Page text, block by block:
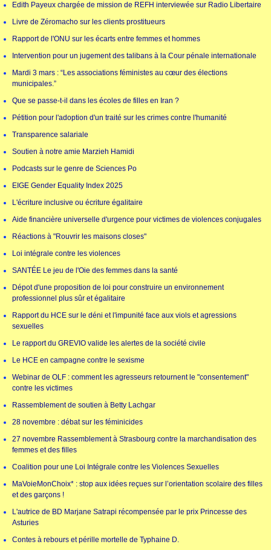
Edith Payeux chargée de mission de REFH interviewée sur Radio Libertaire
Livre de Zéromacho sur les clients prostitueurs
Rapport de l'ONU sur les écarts entre femmes et hommes
Intervention pour un jugement des talibans à la Cour pénale internationale
Mardi 3 mars : “Les associations féministes au cœur des élections
municipales.”
Que se passe-t-il dans les écoles de filles en Iran ?
Pétition pour l'adoption d'un traité sur les crimes contre l'humanité
Transparence salariale
Soutien à notre amie Marzieh Hamidi
Podcasts sur le genre de Sciences Po
EIGE Gender Equality Index 2025
L'écriture inclusive ou écriture égalitaire
Aide financière universelle d'urgence pour victimes de violences conjugales
Réactions à "Rouvrir les maisons closes"
Loi intégrale contre les violences
SANTÉE Le jeu de l'Oie des femmes dans la santé
Dépot d'une proposition de loi pour construire un environnement
professionnel plus sûr et égalitaire
Rapport du HCE sur le déni et l'impunité face aux viols et agressions
sexuelles
Le rapport du GREVIO valide les alertes de la société civile
Le HCE en campagne contre le sexisme
Webinar de OLF : comment les agresseurs retournent le "consentement"
contre les victimes
Rassemblement de soutien à Betty Lachgar
28 novembre : débat sur les féminicides
27 novembre Rassemblement à Strasbourg contre la marchandisation des
femmes et des filles
Coalition pour une Loi Intégrale contre les Violences Sexuelles
MaVoieMonChoix* : stop aux idées reçues sur l’orientation scolaire des filles
et des garçons !
L'autrice de BD Marjane Satrapi récompensée par le prix Princesse des
Asturies
Contes à rebours et pérille mortelle de Typhaine D.